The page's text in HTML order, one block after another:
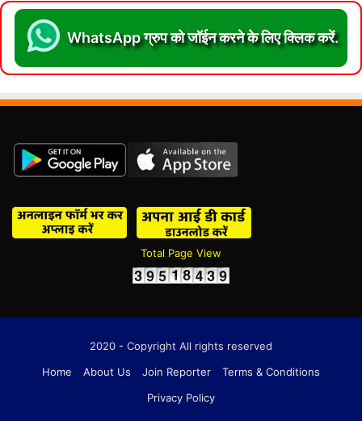
WhatsApp ग्रुप को जॉईन करने के लिए क्लिक करें.
Total Page View
2020 - Copyright All rights reserved
Home
About Us Join Reporter
Terms & Conditions
Privacy Policy